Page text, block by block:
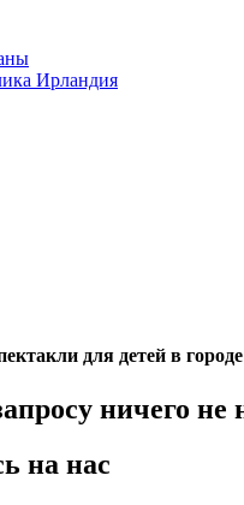
Ирландия
для детей в
ничего не
на нас